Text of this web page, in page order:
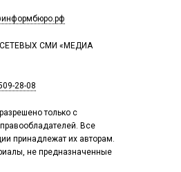
СМИ «МЕДИА
28-08
только с
Все
принадлежат их авторам.
не предназначенные